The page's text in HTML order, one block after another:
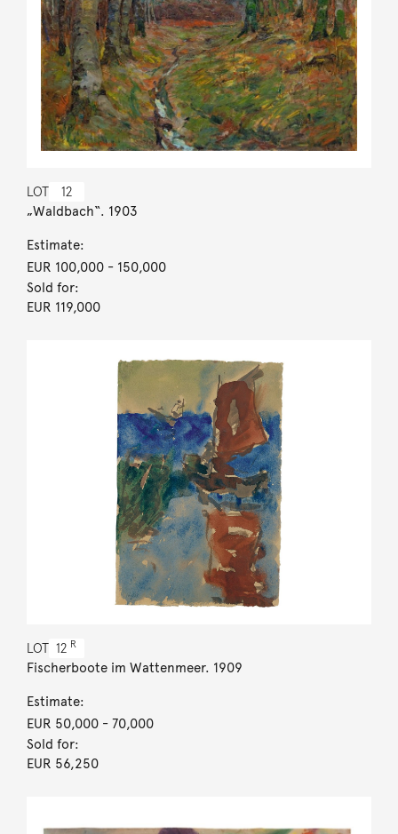
LOT 12
„Waldbach“. 1903
Estimate:
EUR 100,000- 150,000
Sold for:
EUR 119,000
LOT 12 R
Fischerboote im Wattenmeer. 1909
Estimate:
EUR 50,000- 70,000
Sold for:
EUR 56,250